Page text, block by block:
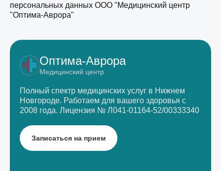
персональных данных ООО "Медицинский центр
"Оптима-Аврора"
Оптима-Аврора
Медицинский центр
Полный спектр медицинских услуг в Нижнем
Новгороде. Работаем для вашего здоровья с
2008 года. Лицензия № Л041-01164-52/00333340
Записаться на прием